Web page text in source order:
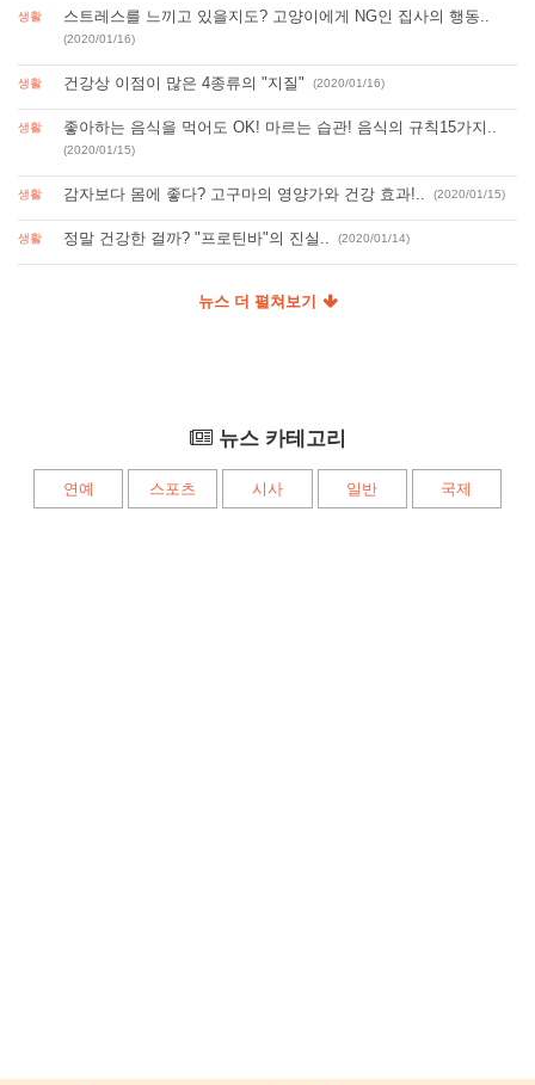
생활 스트레스를 느끼고 있을지도? 고양이에게 NG인 집사의 행동..
(2020/01/16)
생활 건강상 이점이 많은 4종류의 "지질" (2020/01/16)
생활 좋아하는 음식을 먹어도 OK! 마르는 습관! 음식의 규칙15가지..
(2020/01/15)
생활 감자보다 몸에 좋다? 고구마의 영양가와 건강 효과!.. (2020/01/15)
생활 정말 건강한 걸까? "프로틴바"의 진실.. (2020/01/14)
뉴스 더 펼쳐보기
뉴스 카테고리
연예 스포츠 시사 일반 국제